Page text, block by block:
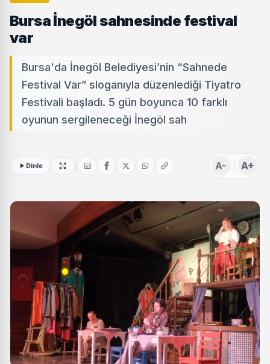
Bursa İnegöl sahnesinde festival
var
Bursa'da İnegöl Belediyesi’nin “Sahnede
Festival Var” sloganıyla düzenlediği Tiyatro
Festivali başladı. 5 gün boyunca 10 farklı
oyunun sergileneceği İnegöl sah
Dinle A- A+